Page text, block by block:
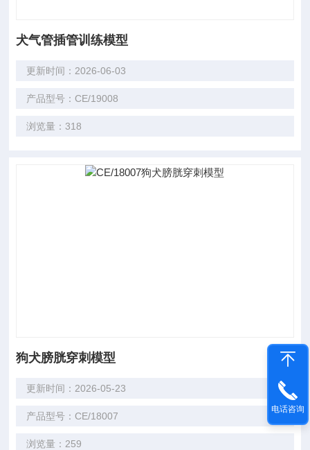
犬气管插管训练模型
更新时间：2026-06-03
产品型号：CE/19008
浏览量：318
狗犬膀胱穿刺模型
更新时间：2026-05-23
产品型号：CE/18007
浏览量：259
电话咨询